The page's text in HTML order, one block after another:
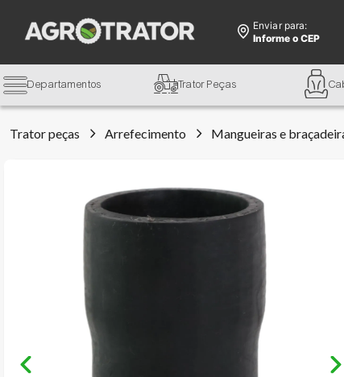
Enviar para:
Informe o CEP
Departamentos Trator Peças
Trator peças Arrefecimento Mangueiras e